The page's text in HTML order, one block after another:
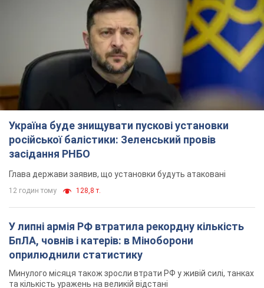
Глава держави заявив, що установки будуть атаковані
128,8 т.
У липні армія РФ втратила рекордну кількість
БпЛА, човнів і катерів: в Міноборони
оприлюднили статистику
Минулого місяця також зросли втрати РФ у живій силі, танках
та кількість уражень на великій відстані
10 годин тому 4,7 т.
"Потрібні швидкі та нестандартні підходи":
Корецький пообіцяв надати бізнесу
6 годин тому 1,0 т.